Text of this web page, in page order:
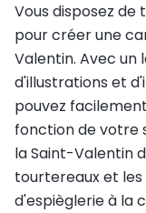
Vous disposez de
pour créer une
Valentin. Avec
d'illustrations et
pouvez
fonction de votre
la Saint-Valentin
tourtereaux et
d'espièglerie à la